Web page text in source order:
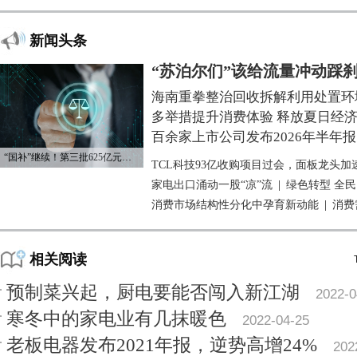
新闻头条
“国补”继续！第三批625亿元资金已下达
“苏泊尔们”该给流量冲动踩
海南重拳整治回收拆解利用处置
多举措提升消费体验 释放夏日经
百余家上市公司发布2026年半年报
TCL科技93亿收购项目过会，面板龙头加
家电出口涌动一股“凉”流
绿色转型 全
消费市场结构性分化中孕育新动能
消费
相关阅读
预制菜兴起，厨电要能否闯入新江湖 2022-
寒冬中的家电业有几抹暖色 2022-04-25
老板电器发布2021年报，逆势高增24%